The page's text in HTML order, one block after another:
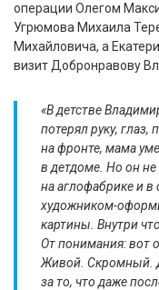
операции Олегом
Угрюмова Михаила
Михайловича, а
визит Добронравову
«В детстве
потерял руку, глаз,
на фронте, мама
в детдоме. Но он
на аглофабрике и в
художником-
картины. Внутри
От понимания: вот
Живой. Скромный.
за то, что даже